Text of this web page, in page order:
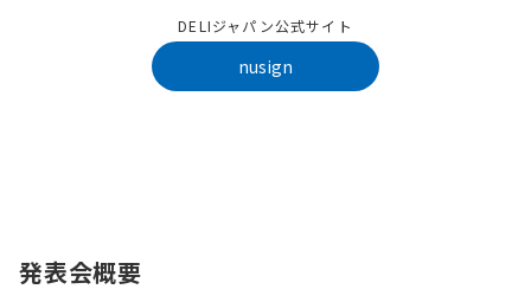
DELIジャパン公式サイト
nusign
発表会概要